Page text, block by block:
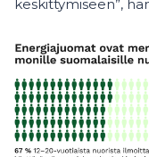
keskittymiseen”,